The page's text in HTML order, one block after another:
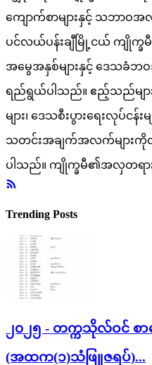
ကျောက်စာများနှင့် သဘာဝအ
ပင်လယ်ပန်းချီမြို့ငယ် ကျိုက္ခ
အမွေအနှစ်များနှင့် ဒေသခံဘ
ရည်ရွယ်ပါသည်။ ဧည့်သည်မျာ
များ၊ ဒေသစီးပွားရေးလုပ်ငန်
သတင်းအချက်အလက်များကို
ပါသည်။ ကျိုက္ခမီ၏အလှတရား
Trending Posts
၂၀၂၅ - တက္ကသိုလ်ဝင် စာ
(အထက(၁)သံဖြူဇရပ်)...